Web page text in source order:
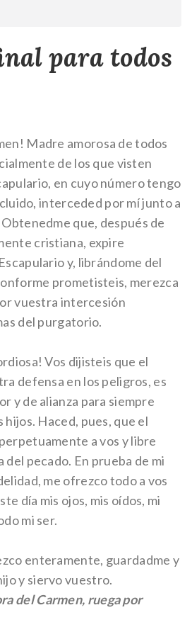
para todos
Madre amorosa de todos
de los que visten
en cuyo número tengo
interceded por mí junto a
que, después de
cristiana, expire
y, librándome del
prometisteis, merezca
vuestra intercesión
del purgatorio.
Vos dijisteis que el
defensa en los peligros, es
y de alianza para siempre
Haced, pues, que el
a vos y libre
del pecado. En prueba de mi
me ofrezco todo a vos
día mis ojos, mis oídos, mi
mi ser.
enteramente, guardadme y
y siervo vuestro.
del Carmen, ruega por